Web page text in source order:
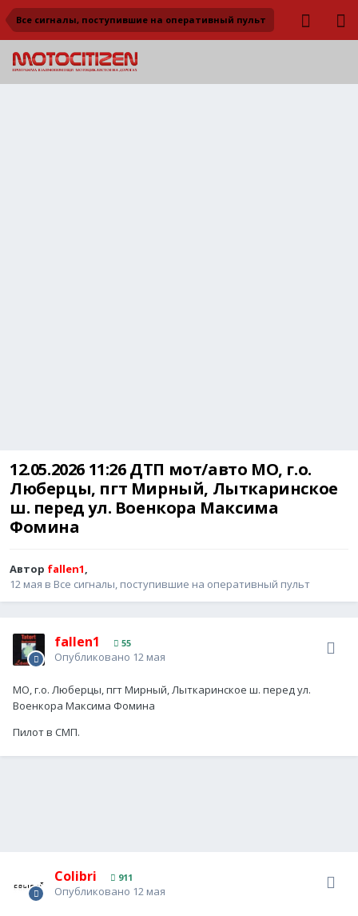
Все сигналы, поступившие на оперативный пульт
12.05.2026 11:26 ДТП мот/авто МО, г.о.
Люберцы, пгт Мирный, Лыткаринское
ш. перед ул. Военкора Максима
Фомина
Автор fallen1,
12 мая в Все сигналы, поступившие на оперативный пульт
fallen1 55
Опубликовано 12 мая
МО, г.о. Люберцы, пгт Мирный, Лыткаринское ш. перед ул.
Военкора Максима Фомина
Пилот в СМП.
Colibri 911
Опубликовано 12 мая